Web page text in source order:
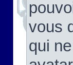
vous
qui